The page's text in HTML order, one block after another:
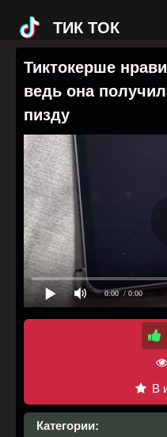
ТИК ТОК
Тиктокерше
ведь она
пизду
0:00 / 0:00
В
Категории: